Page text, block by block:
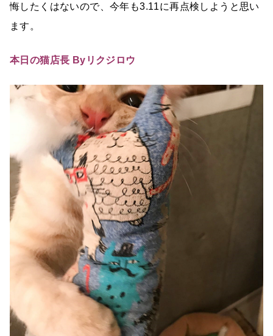
悔したくはないので、今年も3.11に再点検しようと思い
ます。
本日の猫店長 Byリクジロウ